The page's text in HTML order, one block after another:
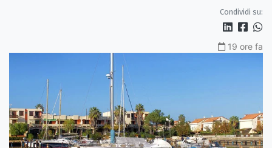
Condividi su:
19 ore fa